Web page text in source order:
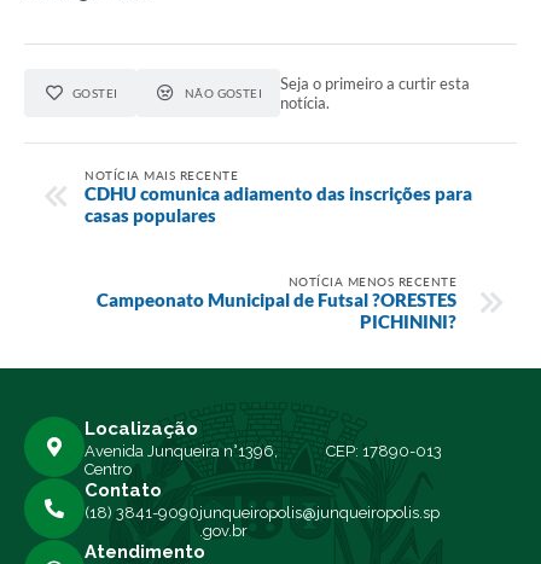
GOSTEI NÃO GOSTEI
Seja o primeiro a curtir esta
notícia.
NOTÍCIA MAIS RECENTE
CDHU comunica adiamento das inscrições para
casas populares
NOTÍCIA MENOS RECENTE
Campeonato Municipal de Futsal ?ORESTES
PICHININI?
Localização
Avenida Junqueira n°1396,
Centro
CEP: 17890-013
Contato
(18) 3841-9090junqueiropolis@junqueiropolis.sp
.gov.br
Atendimento